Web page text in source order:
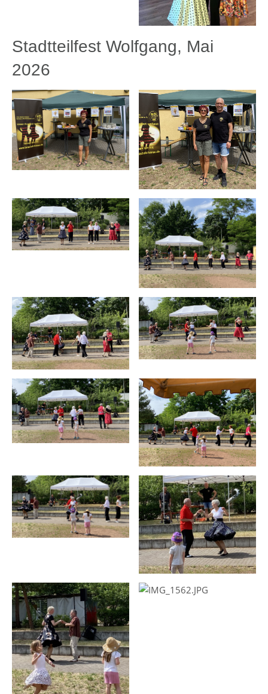
Stadtteilfest Wolfgang, Mai
2026